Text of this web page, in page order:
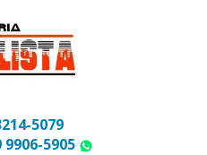
5079
9906-5905